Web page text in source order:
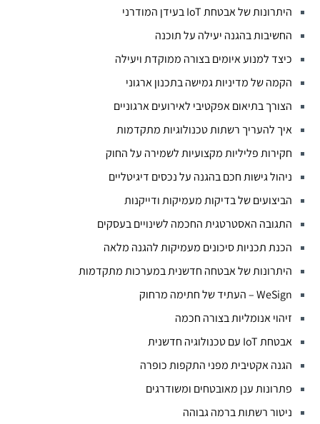
היתרונות של אבטחת IoT בעידן המודרני
החשיבות בהגנה יעילה על תוכנה
כיצד למנוע איומים בצורה ממוקדת ויעילה
הקמה של מדיניות גמישה בתכנון ארגוני
הצורך בתיאום אפקטיבי לאירועים ארגוניים
איך להעריך רשתות טכנולוגיות מתקדמות
חקירות פליליות מקצועיות לשמירה על החוק
ניהול גישות חכם בהגנה על נכסים דיגיטליים
הביצועים של בדיקות מעמיקות ודייקנות
התגובה האסטרטגית החכמה לשינויים בעסקים
הכנת תכניות סיכונים מעמיקות להגנה מלאה
היתרונות של אבטחה חדשנית במערכות מתקדמות
WeSign – העתיד של חתימה מרחוק
זיהוי אנומליות בצורה חכמה
אבטחת IoT עם טכנולוגיה חדשנית
הגנה אקטיבית מפני התקפות כופרה
פתרונות ענן מאובטחים ומשודרגים
ניטור רשתות ברמה גבוהה